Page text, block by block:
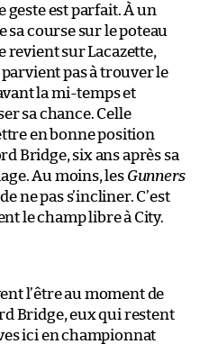
geste est parfait. À un
sa course sur le poteau
revient sur Lacazette,
pas à trouver le
la mi-temps et
sa chance. Celle
en bonne position
Bridge, six ans après sa
Au moins, les Gunners
ne pas s’incliner. C’est
le champ libre à City.
l’être au moment de
Bridge, eux qui restent
ici en championnat